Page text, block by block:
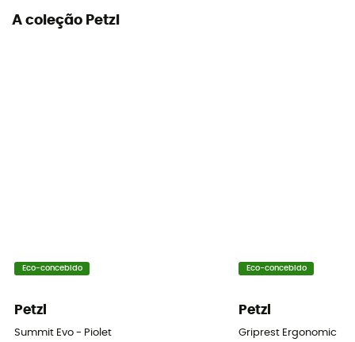
A coleção Petzl
Eco-concebido
Petzl
Summit Evo - Piolet
Eco-concebido
Petzl
Griprest Ergonomic